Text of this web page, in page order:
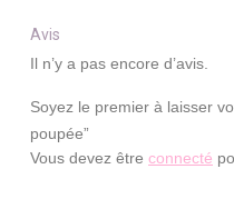
Avis
Il n’y a pas encore d’avis.
Soyez le premier à laisser
poupée”
Vous devez être connecté